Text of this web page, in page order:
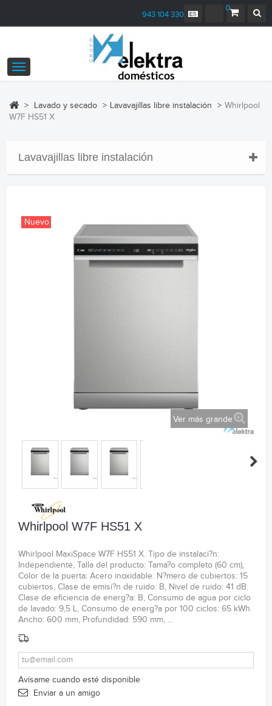
0
943 104 330
Navegación
Toggle
> Lavado y secado > Lavavajillas libre instalación > Whirlpool
W7F HS51 X
Lavavajillas libre instalación
Nuevo
Ver más grande
Whirlpool W7F HS51 X
Whirlpool MaxiSpace W7F HS51 X. Tipo de instalaci?n:
Independiente, Talla del producto: Tama?o completo (60 cm),
Color de la puerta: Acero inoxidable. N?mero de cubiertos: 15
cubiertos, Clase de emisi?n de ruido: B, Nivel de ruido: 41 dB.
Clase de eficiencia de energ?a: B, Consumo de agua por ciclo
de lavado: 9,5 L, Consumo de energ?a por 100 ciclos: 65 kWh.
Ancho: 600 mm, Profundidad: 590 mm, ...
Avísame cuando esté disponible
Enviar a un amigo